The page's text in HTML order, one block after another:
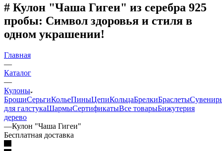
# Кулон "Чаша Гигеи" из серебра 925
пробы: Символ здоровья и стиля в
одном украшении!
Главная
—
Каталог
—
Кулоны
БрошиСерьгиКольеПиныЦепиКольцаБрелкиБраслеты
для галстукаШармыСертификатыВсе товарыБижутерия
дерево
—Кулон "Чаша Гигеи"
Бесплатная доставка